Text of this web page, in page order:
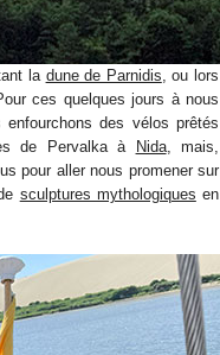
la dune de Parnidis , ou lors
ces quelques jours à nous
des vélos prêtés
de Pervalka à
Nida, mais,
pour aller nous promener sur
sculptures mythologiques en